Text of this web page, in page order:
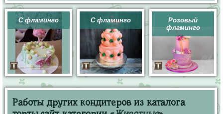
С фламинго С фламинго
Розовый
фламинго
Работы других кондитеров из каталога